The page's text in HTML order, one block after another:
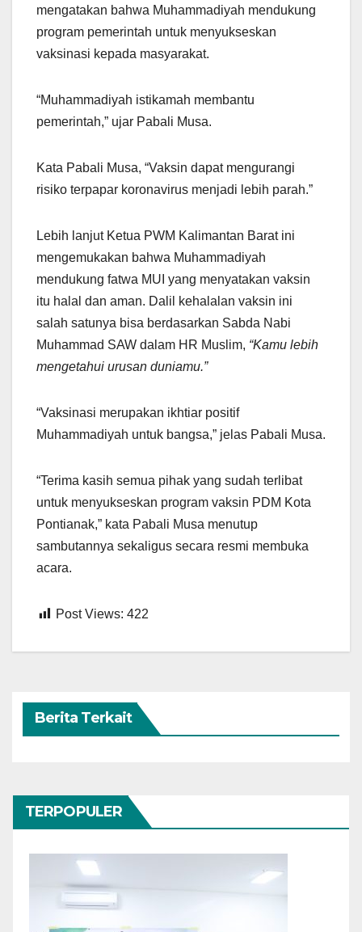
mengatakan bahwa Muhammadiyah mendukung
program pemerintah untuk menyukseskan
vaksinasi kepada masyarakat.
“Muhammadiyah istikamah membantu
pemerintah,” ujar Pabali Musa.
Kata Pabali Musa, “Vaksin dapat mengurangi
risiko terpapar koronavirus menjadi lebih parah.”
Lebih lanjut Ketua PWM Kalimantan Barat ini
mengemukakan bahwa Muhammadiyah
mendukung fatwa MUI yang menyatakan vaksin
itu halal dan aman. Dalil kehalalan vaksin ini
salah satunya bisa berdasarkan Sabda Nabi
Muhammad SAW dalam HR Muslim, “Kamu lebih
mengetahui urusan duniamu.”
“Vaksinasi merupakan ikhtiar positif
Muhammadiyah untuk bangsa,” jelas Pabali Musa.
“Terima kasih semua pihak yang sudah terlibat
untuk menyukseskan program vaksin PDM Kota
Pontianak,” kata Pabali Musa menutup
sambutannya sekaligus secara resmi membuka
acara.
Post Views: 422
Berita Terkait
TERPOPULER